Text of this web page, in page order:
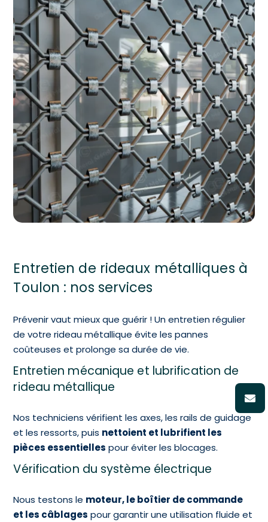
Entretien de rideaux métalliques à
Toulon : nos services
Prévenir vaut mieux que guérir ! Un entretien régulier
de votre rideau métallique évite les pannes
coûteuses et prolonge sa durée de vie.
Entretien mécanique et lubrification de
rideau métallique
Nos techniciens vérifient les axes, les rails de guidage
et les ressorts, puis nettoient et lubrifient les
pièces essentielles pour éviter les blocages.
Vérification du système électrique
Nous testons le moteur, le boîtier de commande
et les câblages pour garantir une utilisation fluide et